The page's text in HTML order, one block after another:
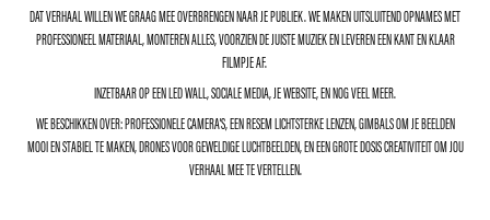
DAT VERHAAL WILLEN WE GRAAG MEE OVERBRENGEN NAAR JE PUBLIEK. WE MAKEN UITSLUITEND OPNAMES MET
PROFESSIONEEL MATERIAAL, MONTEREN ALLES, VOORZIEN DE JUISTE MUZIEK EN LEVEREN EEN KANT EN KLAAR
FILMPJE AF.
INZETBAAR OP EEN LED WALL, SOCIALE MEDIA, JE WEBSITE, EN NOG VEEL MEER.
WE BESCHIKKEN OVER: PROFESSIONELE CAMERA'S, EEN RESEM LICHTSTERKE LENZEN, GIMBALS OM JE BEELDEN
MOOI EN STABIEL TE MAKEN, DRONES VOOR GEWELDIGE LUCHTBEELDEN, EN EEN GROTE DOSIS CREATIVITEIT OM JOU
VERHAAL MEE TE VERTELLEN.